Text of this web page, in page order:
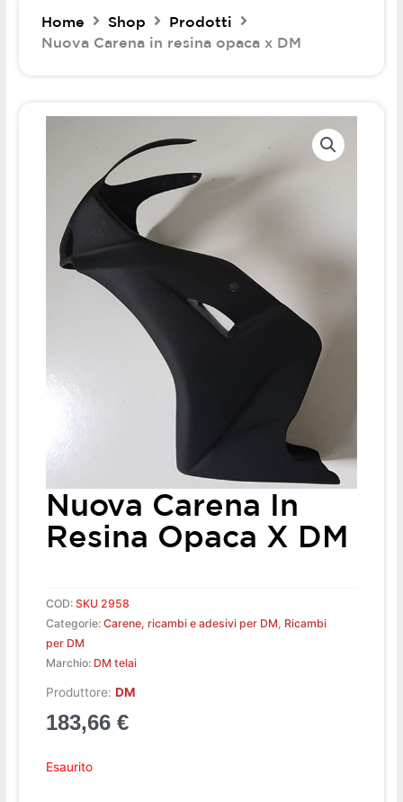
Home Shop
Prodotti
Nuova Carena in resina opaca x DM
Nuova Carena In
Resina Opaca X DM
COD:SKU 2958
Categorie:Carene, ricambi e adesivi per DM, Ricambi
per DM
Marchio: DM telai
Produttore:DM
183,66€
Esaurito